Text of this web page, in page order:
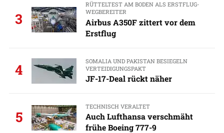
3
RÜTTELTEST AM BODEN ALS ERSTFLUG-
WEGBEREITER
Airbus A350F zittert vor dem
Erstflug
4
SOMALIA UND PAKISTAN BESIEGELN
VERTEIDIGUNGSPAKT
JF-17-Deal rückt näher
5
TECHNISCH VERALTET
Auch Lufthansa verschmäht
frühe Boeing 777-9